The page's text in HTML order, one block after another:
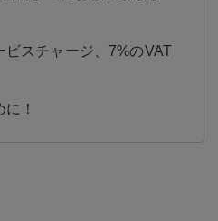
スチャージ、7%のVAT
！